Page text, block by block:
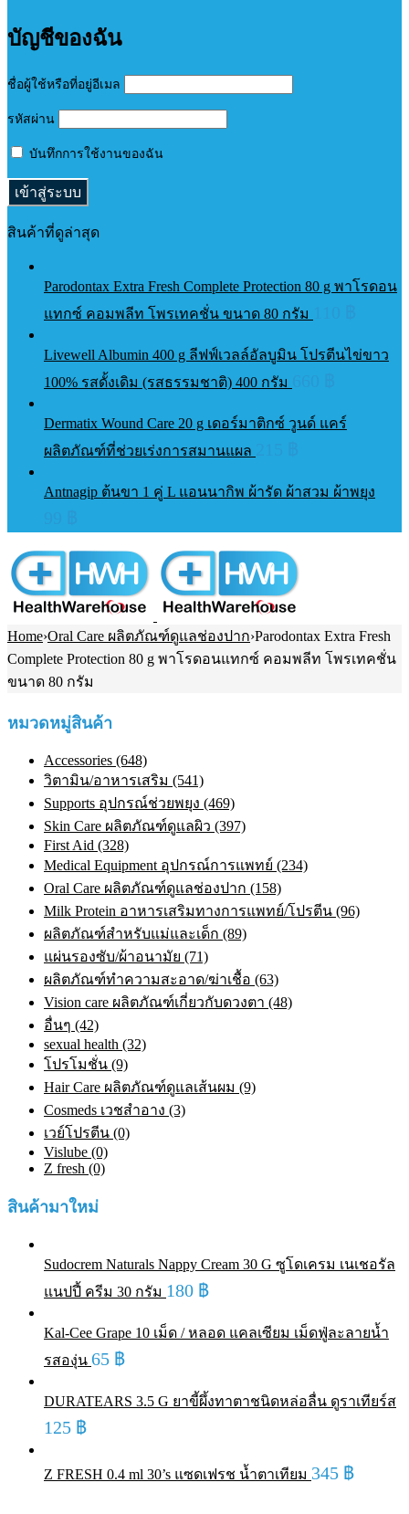
บัญชีของฉัน
ชื่อผู้ใช้หรือที่อยู่อีเมล
รหัสผ่าน
บันทึกการใช้งานของฉัน
สินค้าที่ดูล่าสุด
Parodontax Extra Fresh Complete Protection 80 g พาโรดอน
แทกซ์ คอมพลีท โพรเทคชั่น ขนาด 80 กรัม
Livewell Albumin 400 g ลีฟฟ์เวลล์อัลบูมิน โปรตีนไข่ขาว
100% รสดั้งเดิม (รสธรรมชาติ) 400 กรัม
Dermatix Wound Care 20 g เดอร์มาติกซ์ วูนด์ แคร์
ผลิตภัณฑ์ที่ช่วยเร่งการสมานแผล
Antnagip ต้นขา 1 คู่ L แอนนากิพ ผ้ารัด ผ้าสวม ผ้าพยุง
Home›Oral Care ผลิตภัณฑ์ดูแลช่องปาก›Parodontax Extra Fresh
Complete Protection 80 g พาโรดอนแทกซ์ คอมพลีท โพรเทคชั่น
ขนาด 80 กรัม
หมวดหมู่สินค้า
Accessories (648)
วิตามิน/อาหารเสริม (541)
Supports อุปกรณ์ช่วยพยุง (469)
Skin Care ผลิตภัณฑ์ดูแลผิว (397)
First Aid (328)
Medical Equipment อุปกรณ์การแพทย์ (234)
Oral Care ผลิตภัณฑ์ดูแลช่องปาก (158)
Milk Protein อาหารเสริมทางการแพทย์/โปรตีน (96)
ผลิตภัณฑ์สำหรับแม่และเด็ก (89)
แผ่นรองซับ/ผ้าอนามัย (71)
ผลิตภัณฑ์ทําความสะอาด/ฆ่าเชื้อ (63)
Vision care ผลิตภัณฑ์เกี่ยวกับดวงตา (48)
อื่นๆ (42)
sexual health (32)
โปรโมชั่น (9)
Hair Care ผลิตภัณฑ์ดูแลเส้นผม (9)
Cosmeds เวชสําอาง (3)
เวย์โปรตีน (0)
Vislube (0)
Z fresh (0)
สินค้ามาใหม่
Sudocrem Naturals Nappy Cream 30 G ซูโดเครม เนเชอรัล
แนปปี้ ครีม 30 กรัม 180 ฿
Kal-Cee Grape 10 เม็ด / หลอด แคลเซียม เม็ดฟู่ละลายน้ำ
รสองุ่น 65 ฿
DURATEARS 3.5 G ยาขี้ผึ้งทาตาชนิดหล่อลื่น ดูราเทียร์ส
125 ฿
Z FRESH 0.4 ml 30’s แซดเฟรช น้ำตาเทียม 345 ฿